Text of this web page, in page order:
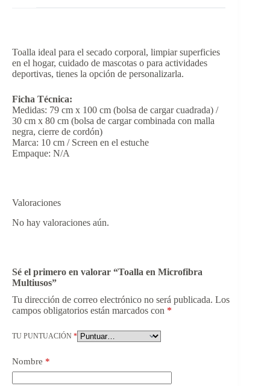
Toalla ideal para el secado corporal, limpiar superficies
en el hogar, cuidado de mascotas o para actividades
deportivas, tienes la opción de personalizarla.
Ficha Técnica:
Medidas: 79 cm x 100 cm (bolsa de cargar cuadrada) /
30 cm x 80 cm (bolsa de cargar combinada con malla
negra, cierre de cordón)
Marca: 10 cm / Screen en el estuche
Empaque: N/A
Valoraciones
No hay valoraciones aún.
Sé el primero en valorar “Toalla en Microfibra
Multiusos”
Tu dirección de correo electrónico no será publicada. Los
campos obligatorios están marcados con *
TU PUNTUACIÓN *
Nombre *